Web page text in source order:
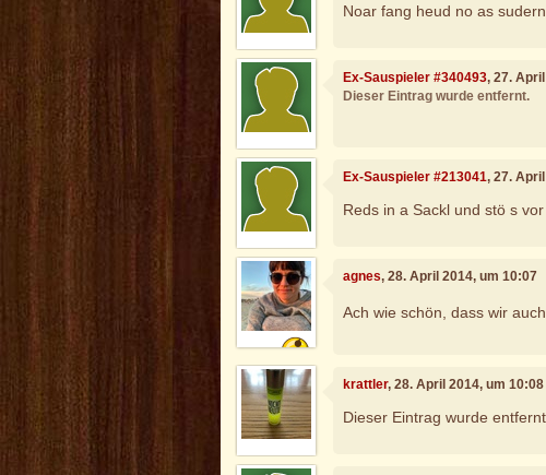
Noar fang heud no as sudern
Ex-Sauspieler #340493, 27.
Dieser Eintrag wurde entfernt.
Ex-Sauspieler #213041, 27.
Reds in a Sackl und stö s vor
agnes, 28. April 2014, um 10:07
Ach wie schön, dass wir
krattler, 28. April 2014, um 10:08
Dieser Eintrag wurde entfernt.